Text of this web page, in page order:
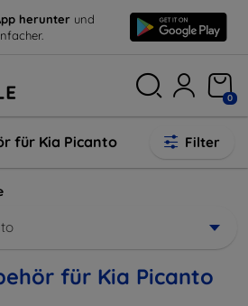
herunter und
0
für Kia Picanto Filter
für Kia Picanto